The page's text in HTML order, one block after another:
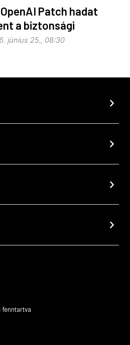
Patch hadat
a biztonsági
június 25., 08:30
chevron_right
chevron_right
chevron_right
chevron_right